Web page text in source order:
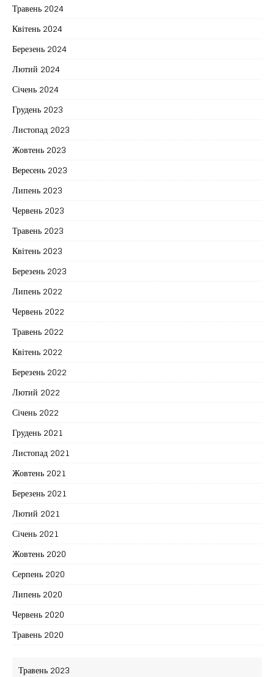
Травень 2024
Квітень 2024
Березень 2024
Лютий 2024
Січень 2024
Грудень 2023
Листопад 2023
Жовтень 2023
Вересень 2023
Липень 2023
Червень 2023
Травень 2023
Квітень 2023
Березень 2023
Липень 2022
Червень 2022
Травень 2022
Квітень 2022
Березень 2022
Лютий 2022
Січень 2022
Грудень 2021
Листопад 2021
Жовтень 2021
Березень 2021
Лютий 2021
Січень 2021
Жовтень 2020
Серпень 2020
Липень 2020
Червень 2020
Травень 2020
Травень 2023